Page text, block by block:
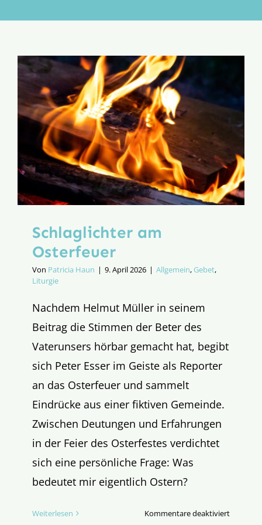
Aktion
Schlaglichter am
Osterfeuer
Von Patricia Haun | 9. April 2026 | Allgemein,Gebet,
Liturgie
Nachdem Helmut Müller in seinem
Beitrag die Stimmen der Beter des
Vaterunsers hörbar gemacht hat, begibt
sich Peter Esser im Geiste als Reporter
an das Osterfeuer und sammelt
Eindrücke aus einer fiktiven Gemeinde.
Zwischen Deutungen und Erfahrungen
in der Feier des Osterfestes verdichtet
sich eine persönliche Frage: Was
bedeutet mir eigentlich Ostern?
Weiterlesen Kommentare deaktiviertfür